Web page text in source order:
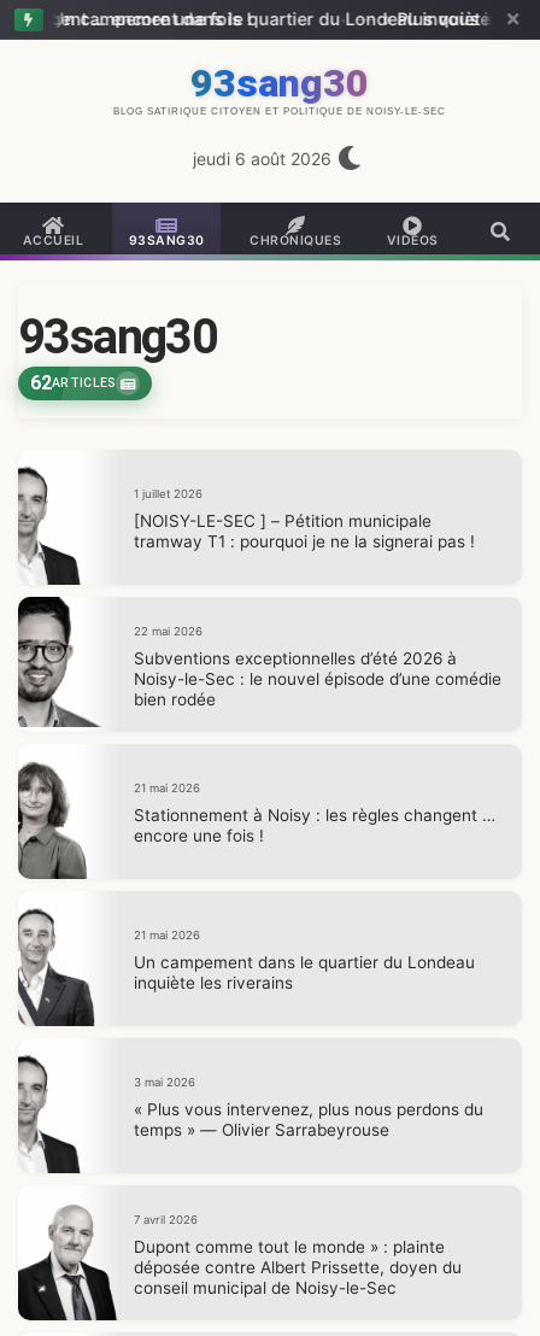
… encore une fois !
Un campement dans le quartier du Londeau inquiète les
— « Plus vous
93sang30
BLOG SATIRIQUE CITOYEN ET POLITIQUE DE NOISY-LE-SEC
jeudi 6 août 2026
ACCUEIL 93SANG30 CHRONIQUES VIDÉOS
93sang30
62ARTICLES
1 juillet 2026
[NOISY-LE-SEC ] – Pétition municipale
tramway T1 : pourquoi je ne la signerai pas !
22 mai 2026
Subventions exceptionnelles d’été 2026 à
Noisy-le-Sec : le nouvel épisode d’une comédie
bien rodée
21 mai 2026
Stationnement à Noisy : les règles changent …
encore une fois !
21 mai 2026
Un campement dans le quartier du Londeau
inquiète les riverains
3 mai 2026
« Plus vous intervenez, plus nous perdons du
temps » — Olivier Sarrabeyrouse
7 avril 2026
Dupont comme tout le monde » : plainte
déposée contre Albert Prissette, doyen du
conseil municipal de Noisy-le-Sec